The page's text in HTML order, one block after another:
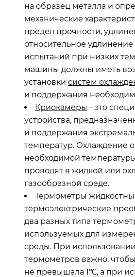
на образец металла и
механические
предел прочности,
относительное удлинение
испытаний при низких
машины должны иметь
установки систем
и поддержания
Криокамеры - это
устройства,
и поддержания
температур. Охлаждение
необходимой
проводят в жидкой или
газообразной среде.
Термометры
термоэлектрические
два разных типа
используемых для
среды. При
термометров важно,
не превышала 1℃, а при